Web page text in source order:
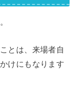
とは、来場者自
けにもなります